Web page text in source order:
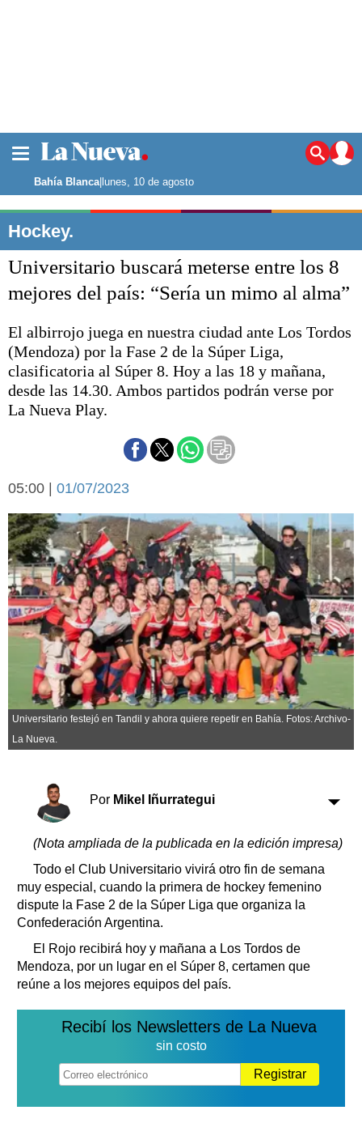
Noticias
La ciudad
Punta Alta
El mundo
Seguridad
Deportes
Escenario Olímpico
Liga del Sur
Básquetbol
Fútbol
Aplausos
Cines
Economía y campo
Espacio empresas
Sociedad y tiempo
libre
Sociedad
Tecnología
Turismo
Salud
Es viral
El tiempo
Cartón Lleno
Fúnebres
Servicios
Farmacias
Loterías
Datos Útiles
Fúnebres
Edictos
Bahía Blanca|lunes, 10 de agosto
Hockey.
Universitario buscará meterse entre los 8
mejores del país: “Sería un mimo al alma”
El albirrojo juega en nuestra ciudad ante Los Tordos
(Mendoza) por la Fase 2 de la Súper Liga,
clasificatoria al Súper 8. Hoy a las 18 y mañana,
desde las 14.30. Ambos partidos podrán verse por
La Nueva Play.
05:00 | 01/07/2023
Universitario festejó en Tandil y ahora quiere repetir en Bahía. Fotos: Archivo-
La Nueva.
Por Mikel Iñurrategui
(Nota ampliada de la publicada en la edición impresa)
Todo el Club Universitario vivirá otro fin de semana
muy especial, cuando la primera de hockey femenino
dispute la Fase 2 de la Súper Liga que organiza la
Confederación Argentina.
El Rojo recibirá hoy y mañana a Los Tordos de
Mendoza, por un lugar en el Súper 8, certamen que
reúne a los mejores equipos del país.
Recibí los Newsletters de La Nueva
sin costo
Registrar